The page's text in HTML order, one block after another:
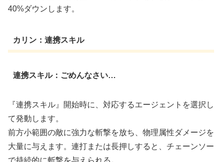
40%ダウンします。
カリン：連携スキル
連携スキル：ごめんなさい…
『連携スキル』開始時に、対応するエージェントを選択し
て発動します。
前方小範囲の敵に強力な斬撃を放ち、物理属性ダメージを
大量に与えます。連打または長押しすると、チェーンソー